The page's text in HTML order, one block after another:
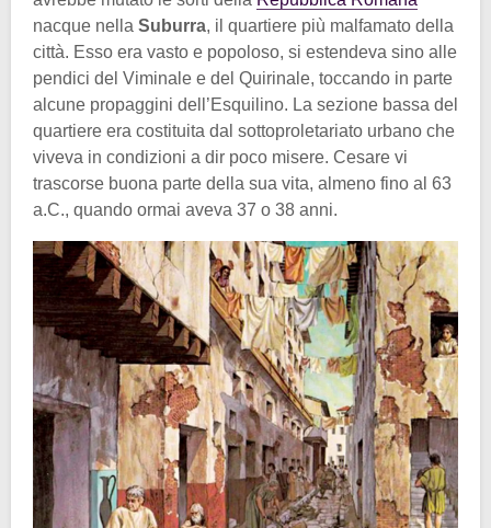
nacque nella Suburra, il quartiere più malfamato della
città. Esso era vasto e popoloso, si estendeva sino alle
pendici del Viminale e del Quirinale, toccando in parte
alcune propaggini dell’Esquilino. La sezione bassa del
quartiere era costituita dal sottoproletariato urbano che
viveva in condizioni a dir poco misere. Cesare vi
trascorse buona parte della sua vita, almeno fino al 63
a.C., quando ormai aveva 37 o 38 anni.